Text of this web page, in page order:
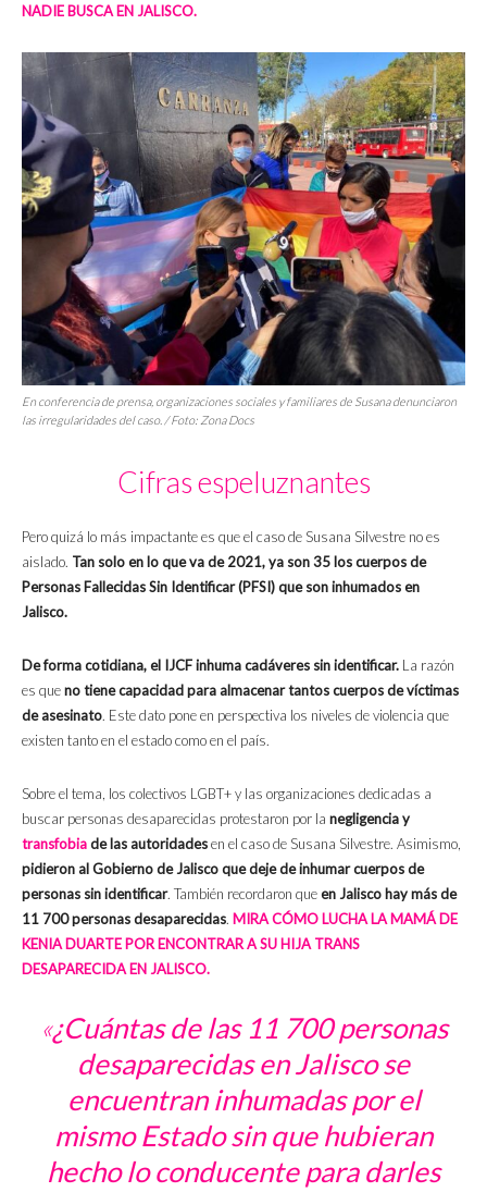
NADIE BUSCA EN JALISCO.
En conferencia de prensa, organizaciones sociales y familiares de Susana denunciaron
las irregularidades del caso. / Foto: Zona Docs
Cifras espeluznantes
Pero quizá lo más impactante es que el caso de Susana Silvestre no es
aislado. Tan solo en lo que va de 2021, ya son 35 los cuerpos de
Personas Fallecidas Sin Identificar (PFSI) que son inhumados en
Jalisco.
De forma cotidiana, el IJCF inhuma cadáveres sin identificar. La razón
es queno tiene capacidad para almacenar tantos cuerpos de víctimas
de asesinato. Este dato pone en perspectiva los niveles de violencia que
existen tanto en el estado como en el país.
Sobre el tema, los colectivos LGBT+ y las organizaciones dedicadas a
buscar personas desaparecidas protestaron por la negligencia y
transfobiade las autoridadesen el caso de Susana Silvestre. Asimismo,
pidieron al Gobierno de Jalisco que deje de inhumar cuerpos de
personas sin identificar. También recordaron queen Jalisco hay más de
11 700 personas desaparecidas. MIRA CÓMO LUCHA LA MAMÁ DE
KENIA DUARTE POR ENCONTRAR A SU HIJA TRANS
DESAPARECIDA EN JALISCO.
«¿Cuántas de las 11 700 personas
desaparecidas en Jalisco se
encuentran inhumadas por el
mismo Estado sin que hubieran
hecho lo conducente para darles